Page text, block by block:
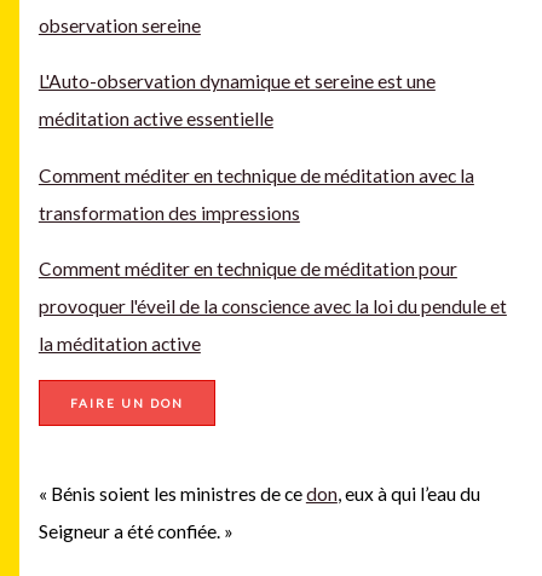
observation sereine
L'Auto-observation dynamique et sereine est une
méditation active essentielle
Comment méditer en technique de méditation avec la
transformation des impressions
Comment méditer en technique de méditation pour
provoquer l'éveil de la conscience avec la loi du pendule et
la méditation active
FAIRE UN DON
« Bénis soient les ministres de cedon, eux à qui l’eau du
Seigneur a été confiée. »